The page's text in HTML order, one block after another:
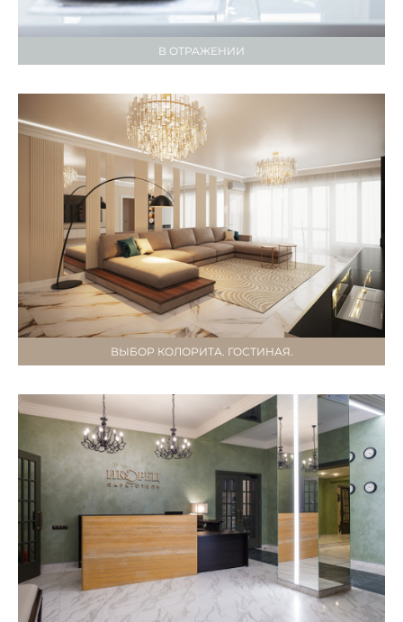
В ОТРАЖЕНИИ
ВЫБОР КОЛОРИТА. ГОСТИНАЯ.